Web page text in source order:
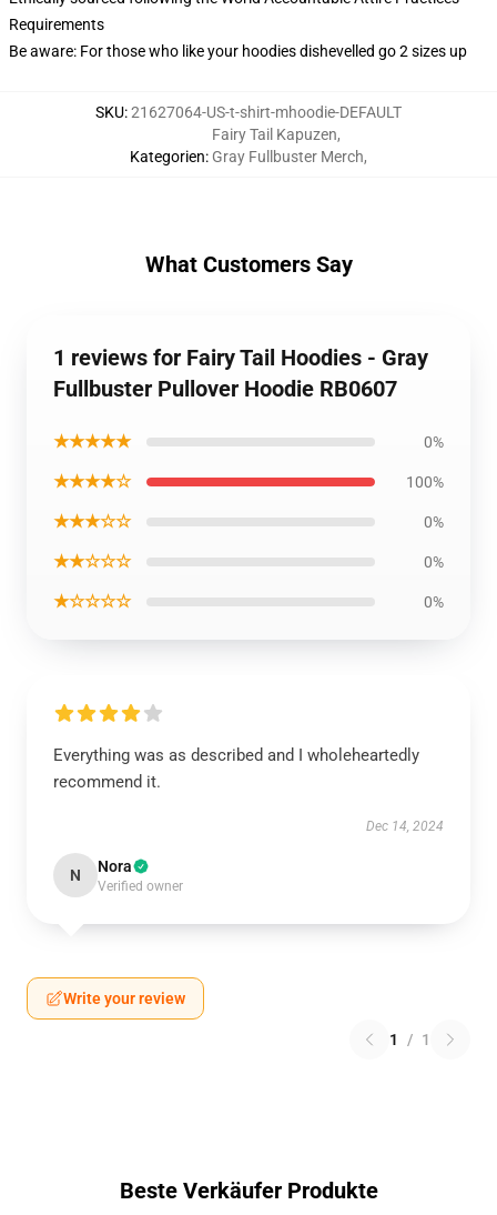
Requirements
Be aware: For those who like your hoodies dishevelled go 2 sizes up
SKU:21627064-US-t-shirt-mhoodie-DEFAULT
Kategorien:
Fairy Tail Kapuzen,
Gray Fullbuster Merch,
What Customers Say
1 reviews for Fairy Tail Hoodies - Gray
Fullbuster Pullover Hoodie RB0607
★★★★★ 0%
★★★★☆ 100%
★★★☆☆ 0%
★★☆☆☆ 0%
★☆☆☆☆ 0%
Everything was as described and I wholeheartedly
recommend it.
Dec 14, 2024
N Nora
Verified owner
Write your review
1 / 1
Beste Verkäufer Produkte